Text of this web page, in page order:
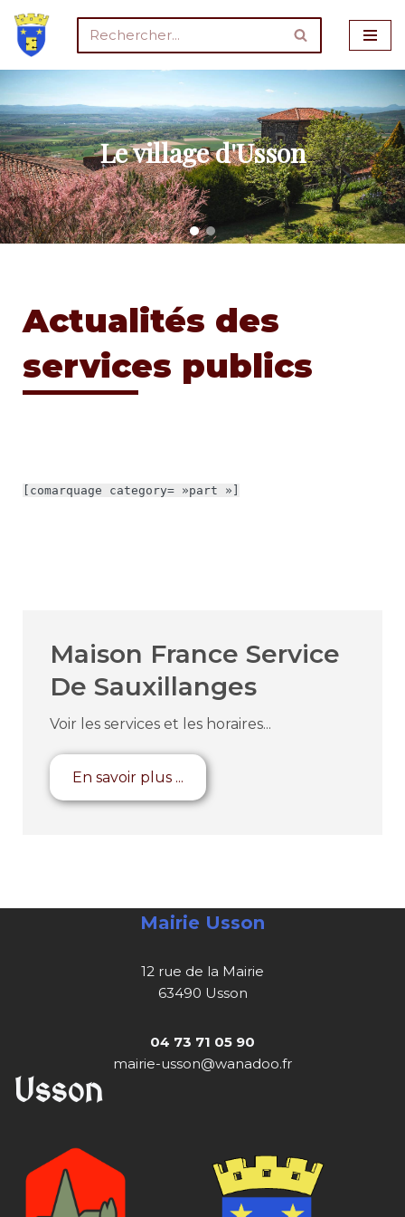
Aller
au
contenu
Le village d'Usson
Actualités des
services publics
[comarquage category= »part »]
Maison France Service
De Sauxillanges
Voir les services et les horaires...
En savoir plus ...
Mairie Usson
12 rue de la Mairie
63490 Usson
04 73 71 05 90
mairie-usson@wanadoo.fr
Usson